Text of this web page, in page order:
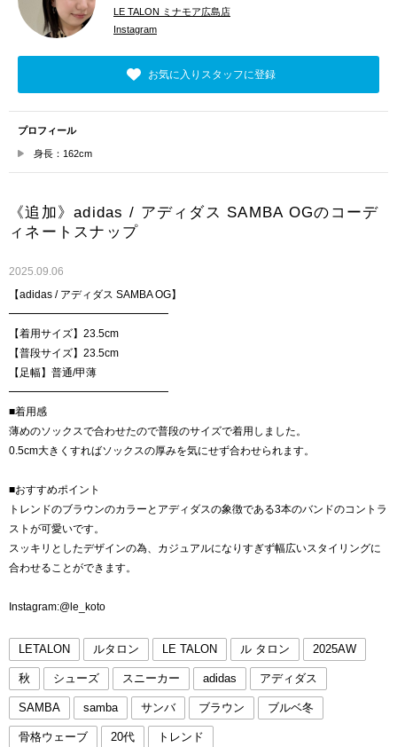
LE TALON ミナモア広島店
Instagram
お気に入りスタッフに登録
プロフィール
身長：162cm
《追加》adidas / アディダス SAMBA OGのコーデ
ィネートスナップ
2025.09.06
【adidas / アディダス SAMBA OG】
━━━━━━━━━━━━━━━
【着用サイズ】23.5cm
【普段サイズ】23.5cm
【足幅】普通/甲薄
━━━━━━━━━━━━━━━
■着用感
薄めのソックスで合わせたので普段のサイズで着用しました。
0.5cm大きくすればソックスの厚みを気にせず合わせられます。
■おすすめポイント
トレンドのブラウンのカラーとアディダスの象徴である3本のバンドのコントラ
ストが可愛いです。
スッキリとしたデザインの為、カジュアルになりすぎず幅広いスタイリングに
合わせることができます。
Instagram:@le_koto
LETALON ルタロン LE TALON ル タロン 2025AW
秋 シューズ スニーカー adidas アディダス
SAMBA samba サンバ ブラウン ブルベ冬
骨格ウェーブ 20代 トレンド